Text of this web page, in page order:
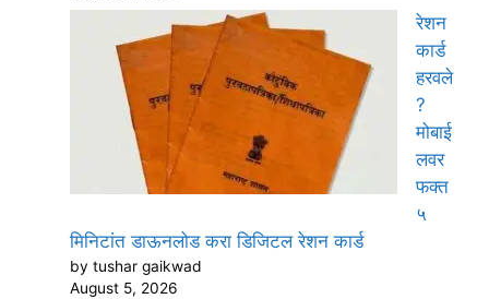
रेशन
कार्ड
हरवले
?
मोबाई
लवर
फक्त
५
मिनिटांत डाऊनलोड करा डिजिटल रेशन कार्ड
by tushar gaikwad
August 5, 2026